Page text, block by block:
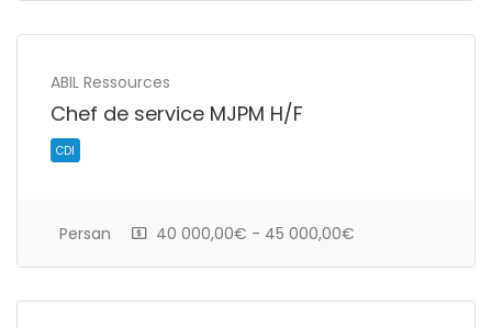
Intérim
ABIL Ressources
Chef de service MJPM H/F
Persan 40 000,00€ - 45 000,00€